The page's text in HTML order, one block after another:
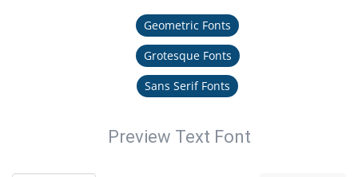
Geometric Fonts
Grotesque Fonts
Sans Serif Fonts
Preview Text Font